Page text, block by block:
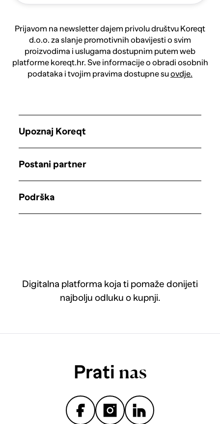
Prijavom na newsletter dajem privolu društvu Koreqt
d.o.o. za slanje promotivnih obavijesti o svim
proizvodima i uslugama dostupnim putem web
platforme koreqt.hr. Sve informacije o obradi osobnih
podataka i tvojim pravima dostupne suovdje.
Digitalna platforma koja ti pomaže donijeti
najbolju odluku o kupnji.
Upoznaj Koreqt
Postani partner
Podrška
Prati nas